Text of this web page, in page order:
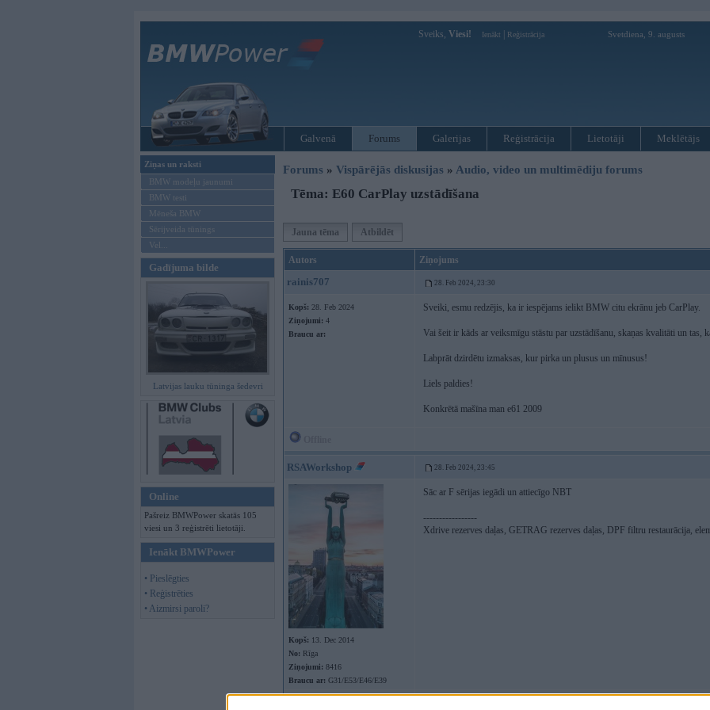
Sveiks, Viesi! Ienākt Reģistrācija Svetdiena, 9. augusts
Galvenā Forums Galerijas Reģistrācija Lietotāji Meklētājs
Ziņas un raksti
BMW modeļu jaunumi
BMW testi
Mēneša BMW
Sērijveida tūnings
Vel...
Gadījuma bilde
Latvijas lauku tūninga šedevri
Online
Pašreiz BMWPower skatās 105
viesi un 3 reģistrēti lietotāji.
Ienākt BMWPower
• Pieslēgties
• Reģistrēties
• Aizmirsi paroli?
Forums » Vispārējās diskusijas » Audio, video un multimēdiju forums
Tēma: E60 CarPlay uzstādīšana
Jauna tēma Atbildēt
Autors Ziņojums
rainis707 28. Feb 2024, 23:30
Kopš: 28. Feb 2024
Ziņojumi: 4
Braucu ar:
Sveiki, esmu redzējis, ka ir iespējams ielikt BMW citu ekrānu jeb CarPlay.
Vai šeit ir kāds ar veiksmīgu stāstu par uzstādīšanu, skaņas kvalitāti un tas,
Labprāt dzirdētu izmaksas, kur pirka un plusus un mīnusus!
Liels paldies!
Konkrētā mašīna man e61 2009
RSAWorkshop 28. Feb 2024, 23:45
Kopš: 13. Dec 2014
No: Rīga
Ziņojumi: 8416
Braucu ar: G31/E53/E46/E39
Sāc ar F sērijas iegādi un attiecīgo NBT
-----------------
Xdrive rezerves daļas, GETRAG rezerves daļas, DPF filtru restaurācija,